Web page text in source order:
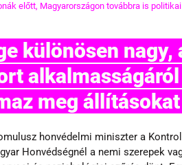
előtt, Magyarországon továbbra is
meg állításokat
honvédelmi miniszter a
Honvédségnél a nemi szerepek